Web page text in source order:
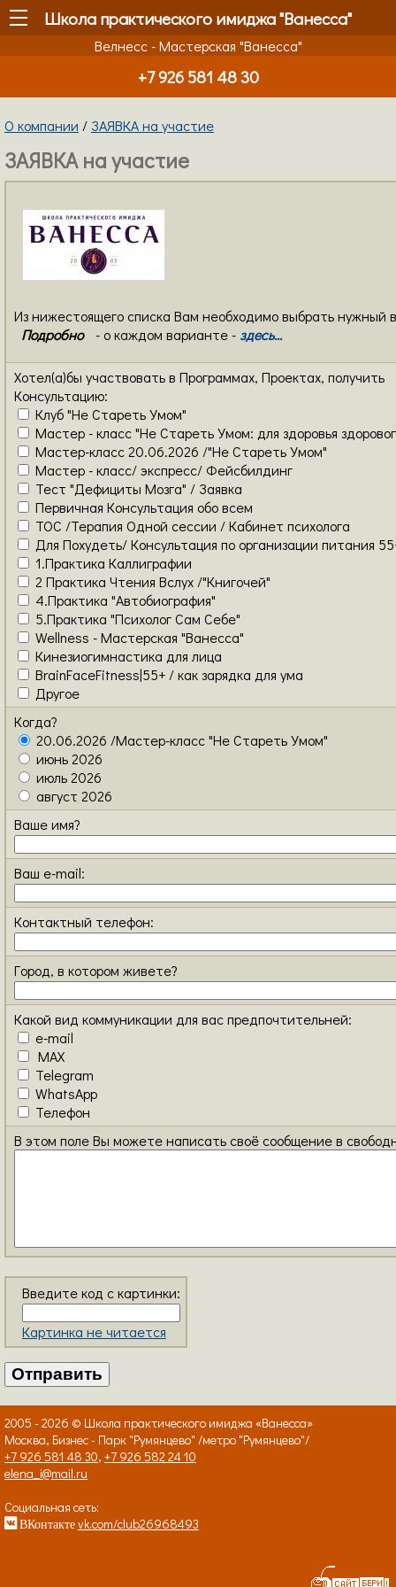
Школа практического имиджа "Ванесса"
Велнесс - Мастерская "Ванесса"
+7 926 581 48 30
О компании / ЗАЯВКА на участие
ЗАЯВКА на участие
Из нижестоящего списка Вам необходимо выбрать нужный
Подробно
- о каждом варианте - здесь...
Хотел(а)бы участвовать в Программах, Проектах, получить
Консультацию:
Клуб "Не Стареть Умом"
Мастер - класс "Не Стареть Умом: для здоровья
Мастер-класс 20.06.2026 /"Не Стареть Умом"
Мастер - класс/ экспресс/ Фейсбилдинг
Тест "Дефициты Мозга" / Заявка
Первичная Консультация обо всем
ТОС /Терапия Одной сессии / Кабинет психолога
Для Похудеть/ Консультация по организации питания
1.Практика Каллиграфии
2 Практика Чтения Вслух /"Книгочей"
4.Практика "Автобиография"
5.Практика "Психолог Сам Себе"
Wellness - Мастерская "Ванесса"
Кинезиогимнастика для лица
BrainFaceFitness|55+ / как зарядка для ума
Другое
Когда?
20.06.2026 /Мастер-класс "Не Стареть Умом"
июнь 2026
июль 2026
август 2026
Ваше имя?
Ваш e-mail:
Контактный телефон:
Город, в котором живете?
Какой вид коммуникации для вас предпочтительней:
e-mail
MAX
Telegram
WhatsApp
Телефон
В этом поле Вы можете написать своё сообщение в
Введите код с картинки:
Картинка не читается
2005 - 2026 © Школа практического имиджа «Ванесса»
Москва, Бизнес - Парк "Румянцево" /метро "Румянцево"/
+7 926 581 48 30, +7 926 582 24 10
elena_i@mail.ru
Социальная сеть:
ВКонтакте vk.com/club26968493